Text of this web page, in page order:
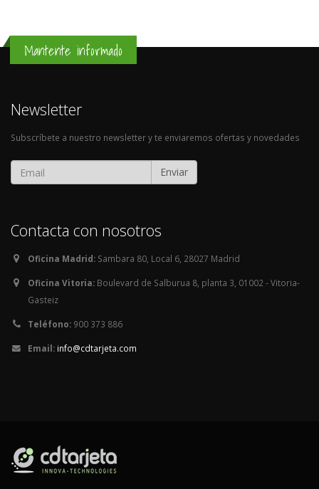
Mantente informado
Newsletter
Subscríbete a nuestro newsletter y te enviaremos ofertas y novedades
Enviar
Contacta con nosotros
Oficina Madrid: Sambara 80, Local 6, 28027 Madrid
Oficina Vitoria: Boulevard de Salburua 8, planta 3, 01002 - Vitoria-
Gasteiz
Teléfono: 900 373 886
Email: info@cdtarjeta.com